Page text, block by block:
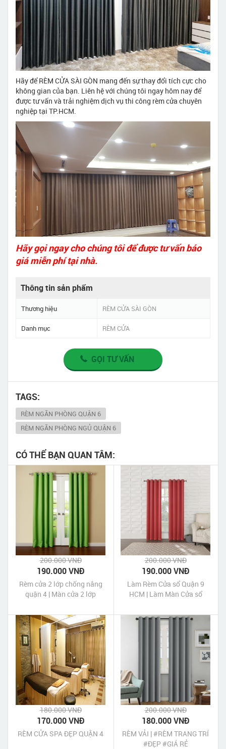
Hãy để RÈM CỬA SÀI GÒN mang đến sự thay đổi tích cực cho
không gian của bạn. Liên hệ với chúng tôi ngay hôm nay để
được tư vấn và trải nghiệm dịch vụ thi công rèm cửa chuyên
nghiệp tại TP.HCM.
Hãy gọi ngay cho chúng tôi để được tư vấn báo
giá miễn phí tại nhà.
Thông tin sản phẩm
Thương hiệu RÈM CỬA SÀI GÒN
Danh mục RÈM CỬA
GỌI TƯ VẤN
TAGS:
RÈM NGĂN PHÒNG QUẬN 6
RÈM NGĂN PHÒNG NGỦ QUẬN 6
CÓ THỂ BẠN QUAN TÂM:
200.000 VNĐ
190.000 VNĐ
Rèm cửa 2 lớp chống nắng
quận 4 | Màn cửa 2 lớp
200.000 VNĐ
190.000 VNĐ
Làm Rèm Cửa sổ Quận 9
HCM | Làm Màn Cửa sổ
180.000 VNĐ
170.000 VNĐ
RÈM CỬA SPA ĐẸP QUẬN 4
200.000 VNĐ
180.000 VNĐ
RÈM VẢI | #RÈM TRANG TRÍ
#ĐẸP #GIÁ RẺ